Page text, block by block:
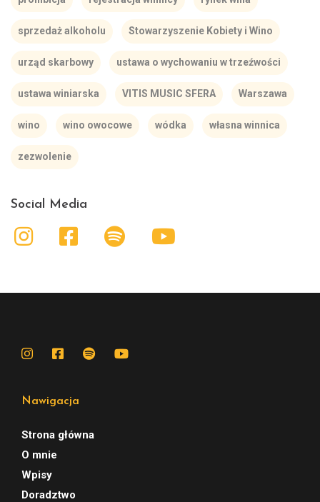
sprzedaż alkoholu Stowarzyszenie Kobiety i Wino
urząd skarbowy ustawa o wychowaniu w trzeźwości
ustawa winiarska VITIS MUSIC SFERA Warszawa
wino wino owocowe wódka własna winnica
zezwolenie
Social Media
Nawigacja
Strona główna
O mnie
Wpisy
Doradztwo